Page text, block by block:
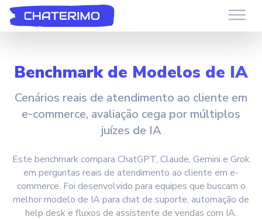
Benchmark de Modelos de IA
Cenários reais de atendimento ao cliente em
e-commerce, avaliação cega por múltiplos
juízes de IA
Este benchmark compara ChatGPT, Claude, Gemini e Grok
em perguntas reais de atendimento ao cliente em e-
commerce. Foi desenvolvido para equipes que buscam o
melhor modelo de IA para chat de suporte, automação de
help desk e fluxos de assistente de vendas com IA.
Suporte Chaterimo
Você tem alguma pergunta?